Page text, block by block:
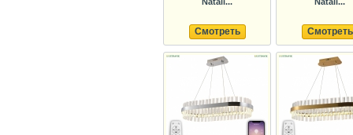
Смотреть Смотреть